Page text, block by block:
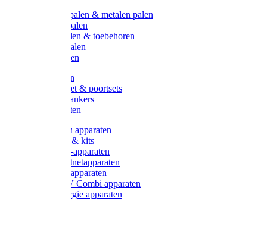
Recycling palen & metalen palen
Kunststof palen
T-Post t-palen & toebehoren
Glasfiber palen
Houten palen
Poortgrepen
Doorgangset & poortsets
Poortgreepankers
Weidepoorten
Onderdelen apparaten
Starter sets & kits
9V Batterij-apparaten
230V Lichtnetapparaten
12V Accu-apparaten
230V / 12V Combi apparaten
Zonne-energie apparaten